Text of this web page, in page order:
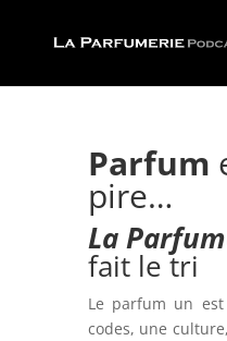
Parfum
pire…
La
fait le tri
Le parfum un
codes, une